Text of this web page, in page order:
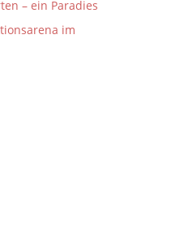
– ein Paradies
im